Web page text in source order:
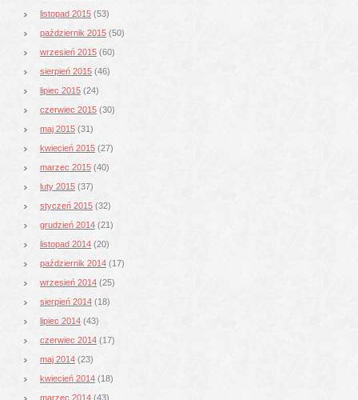
listopad 2015 (53)
październik 2015 (50)
wrzesień 2015 (60)
sierpień 2015 (46)
lipiec 2015 (24)
czerwiec 2015 (30)
maj 2015 (31)
kwiecień 2015 (27)
marzec 2015 (40)
luty 2015 (37)
styczeń 2015 (32)
grudzień 2014 (21)
listopad 2014 (20)
październik 2014 (17)
wrzesień 2014 (25)
sierpień 2014 (18)
lipiec 2014 (43)
czerwiec 2014 (17)
maj 2014 (23)
kwiecień 2014 (18)
marzec 2014 (43)